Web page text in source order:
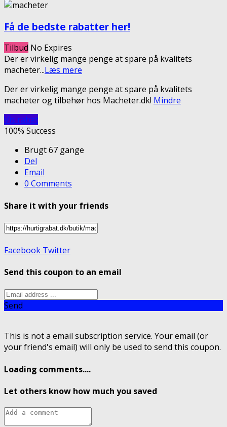
Få de bedste rabatter her!
Tilbud No Expires
Der er virkelig mange penge at spare på kvalitets
macheter...Læs mere
Der er virkelig mange penge at spare på kvalitets
macheter og tilbehør hos Macheter.dk! Mindre
Vis rabat
100% Success
Brugt 67 gange
Del
Email
0 Comments
Share it with your friends
Facebook Twitter
Send this coupon to an email
Send
This is not a email subscription service. Your email (or
your friend's email) will only be used to send this coupon.
Loading comments....
Let others know how much you saved